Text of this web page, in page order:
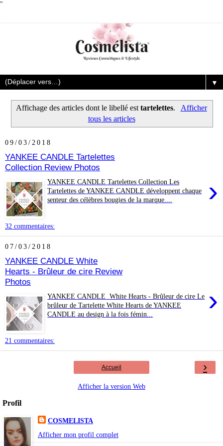
"
▼
Affichage des articles dont le libellé esttartelettes.
Afficher
tous les articles
09/03/2018
YANKEE CANDLE Tartelettes
Collection Review Photos
›
YANKEE CANDLE Tartelettes Collection Les
Tartelettes de YANKEE CANDLE développent chaque
senteur des célèbres bougies de la marque....
32 commentaires:
07/03/2018
YANKEE CANDLE White
Hearts - Brûleur de cire Review
Photos
›
YANKEE CANDLE White Hearts - Brûleur de cire Le
brûleur de Tartelette White Hearts de YANKEE
CANDLE au design à la fois fémin...
21 commentaires:
›
Accueil
Afficher la version Web
Profil
COSMELISTA
Afficher mon profil complet